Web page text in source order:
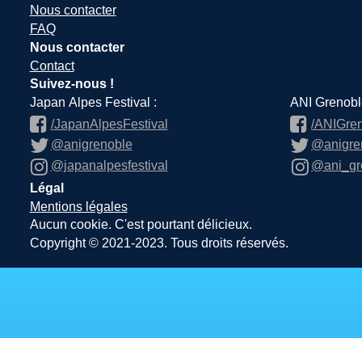
Nous contacter
FAQ
Nous contacter
Contact
Suivez-nous !
Japan Alpes Festival :
/JapanAlpesFestival
@anigrenoble
@japanalpesfestival
ANI
/
Légal
Mentions légales
Aucun cookie. C'est pourtant délicieux.
Copyright © 2021-2023. Tous droits réservés.